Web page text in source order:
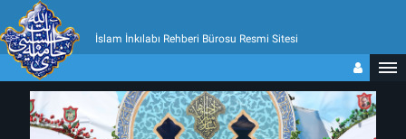
İslam İnkılabı Rehberi Bürosu Resmi Sitesi